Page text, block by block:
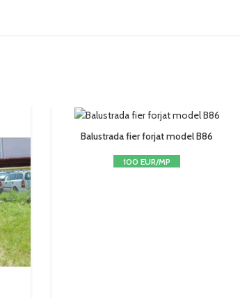
Balustrada fier forjat model B86
100 EUR/MP